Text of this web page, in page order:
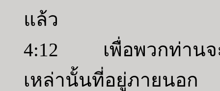
แล้ว
4:12 เพื่อพวกท่านจะ
เหล่านั้นที่อยู่ภายนอก